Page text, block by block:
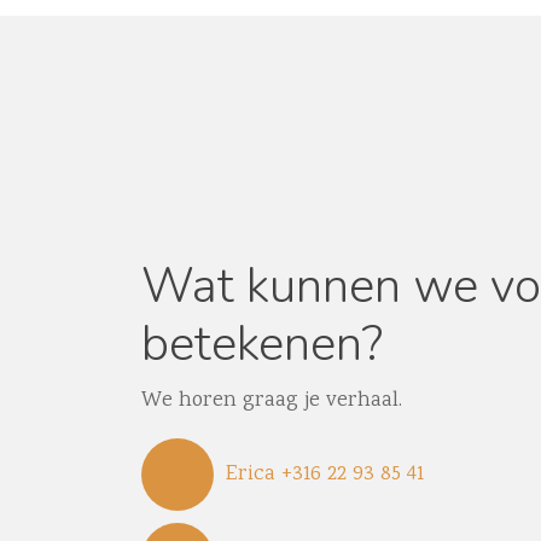
Wat kunnen we
betekenen?
We horen graag je verhaal.
Erica +316 22 93 85 41